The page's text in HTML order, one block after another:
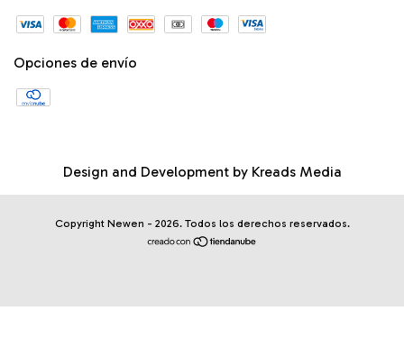
Opciones de envío
Design and Development by Kreads Media
Copyright Newen - 2026. Todos los derechos reservados.